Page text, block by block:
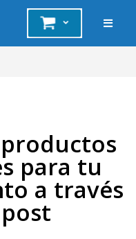
para tu
a través